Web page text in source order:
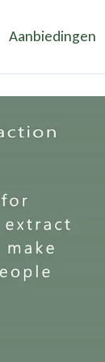
Aanbiedingen